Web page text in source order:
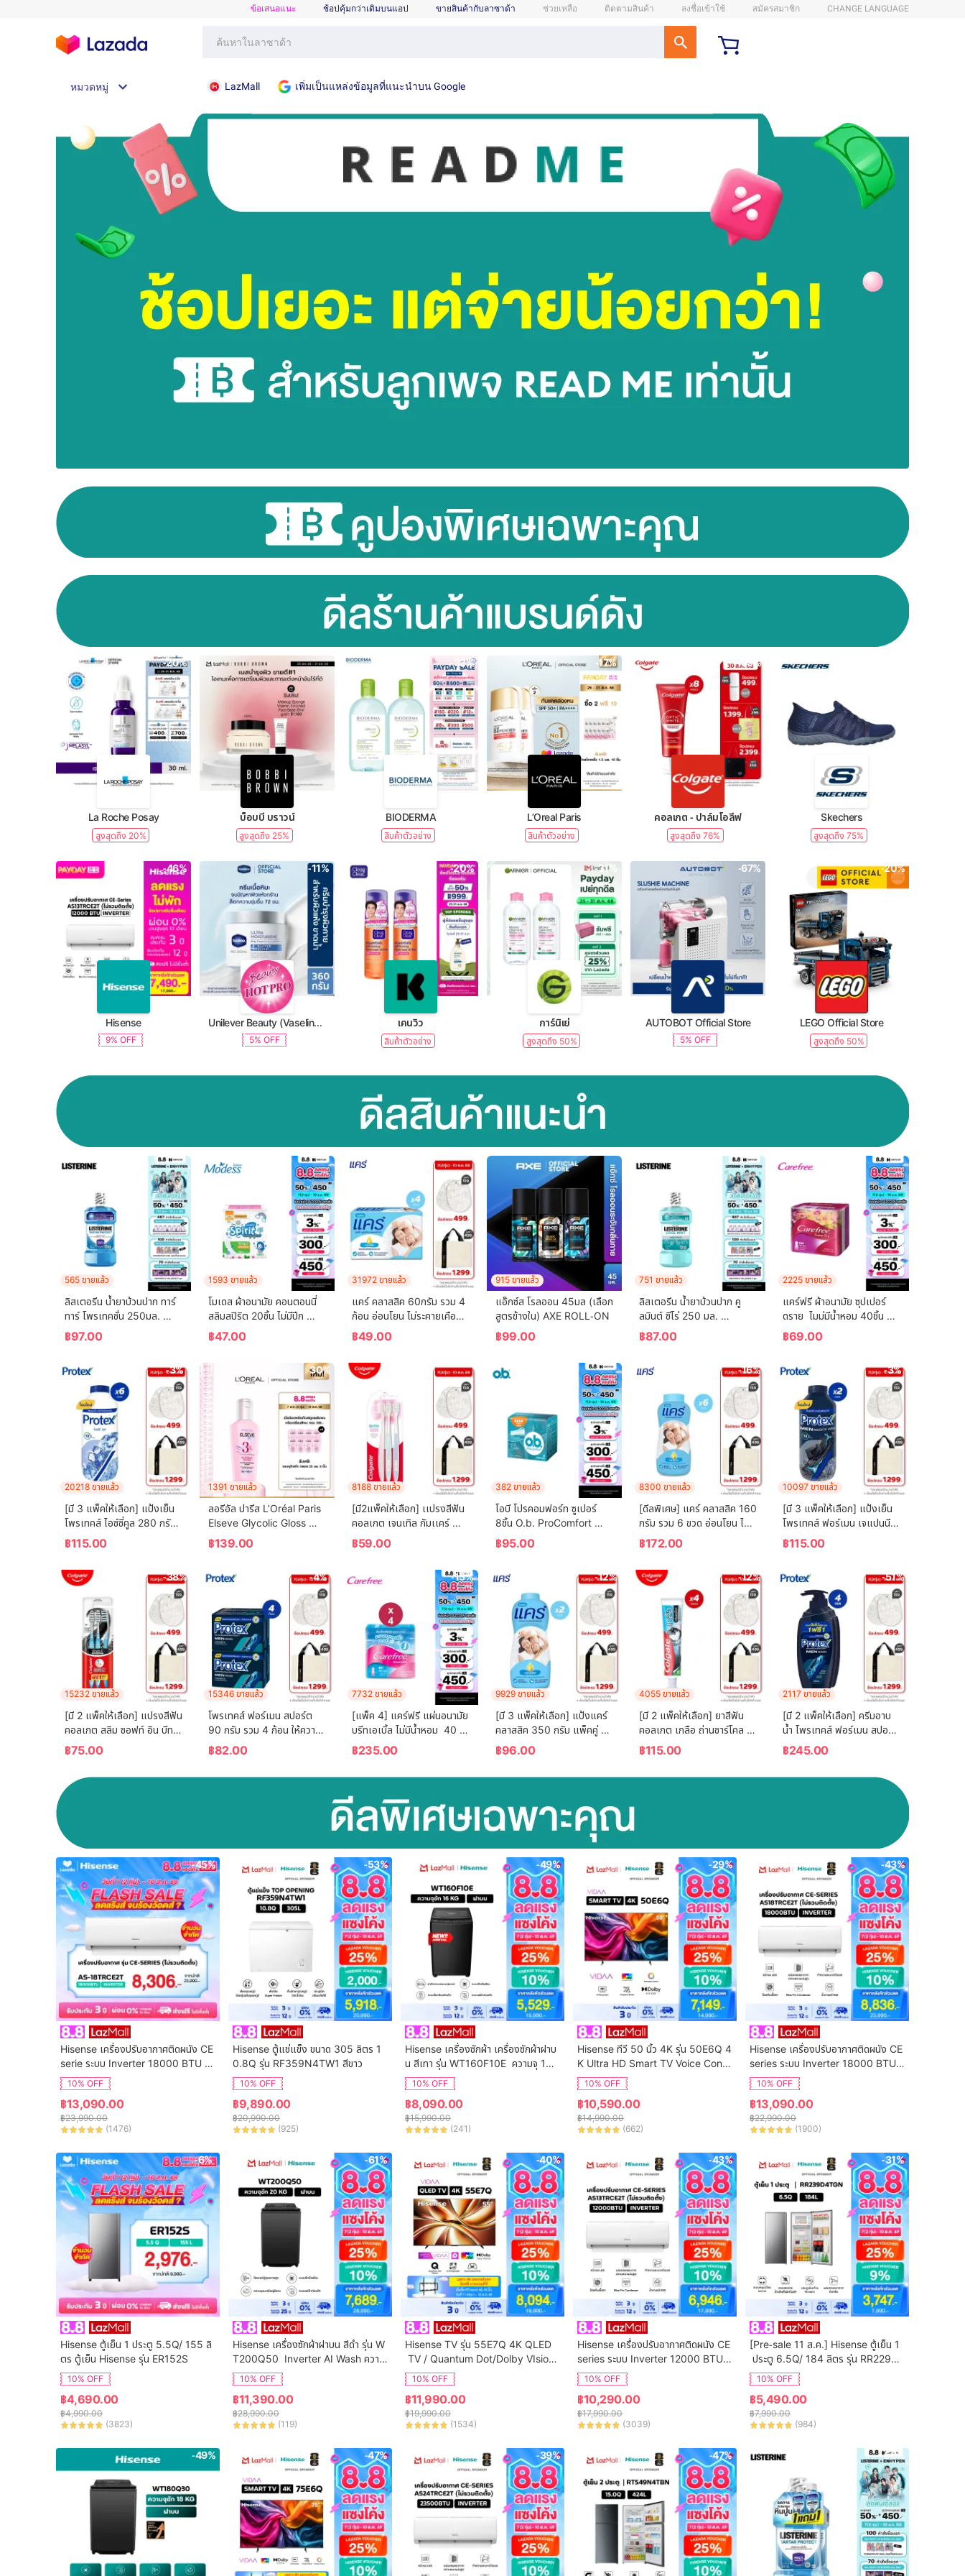
ข้อเสนอแนะ ช้อปคุ้มกว่าเดิมบนแอป ขายสินค้ากับลาซาด้า ช่วยเหลือ ติดตามสินค้า ลงชื่อเข้าใช้ สมัครสมาชิก CHANGE LANGUAGE
หมวดหมู่ LazMall เพิ่มเป็นแหล่งข้อมูลที่แนะนำบน Google
-20%
La Roche Posay
สูงสุดถึง 20%
บ็อบบี้ บราวน์
สูงสุดถึง 25%
-32%
BIODERMA
สินค้าตัวอย่าง
-17%
L’Oreal Paris
สินค้าตัวอย่าง
-39%
คอลเกต - ปาล์มโอลีฟ
สูงสุดถึง 76%
Skechers
สูงสุดถึง 75%
-46%
Hisense
9% OFF
-11%
Unilever Beauty (Vaseline, Dove, TRESemme, Clear)
5% OFF
-20%
เคนวิว
สินค้าตัวอย่าง
-31%
การ์นิเย่
สูงสุดถึง 50%
-67%
AUTOBOT Official Store
5% OFF
-20%
LEGO Official Store
สูงสุดถึง 50%
565 ขายแล้ว
ลิสเตอรีน น้ำยาบ้วนปาก ทาร์
ทาร์ โพรเทคชั่น 250มล.
Listerine mouthwash
Tartar Protection 250ml.
฿97.00
1593 ขายแล้ว
โมเดส ผ้าอนามัย คอนตอนนี่
สลิมสปิริต 20ชิ้น ไม่มีปีก
Modess Sanitary Napkin
Cottony Slim Spirit 20
pcs. Non-Wing
฿47.00
31972 ขายแล้ว
แคร์ คลาสสิค 60กรัม รวม 4
ก้อน อ่อนโยน ไม่ระคายเคือง
(สบู่เด็ก) Care Classic Bar
Soap 60g Total 4 Pcs
Gently Cleanses Baby's
Skin (Bar Soap, Baby
Soap, Baby Body Wash)
฿49.00
915 ขายแล้ว
แอ๊กซ์ส โรลออน 45มล (เลือก
สูตรข้างใน) AXE ROLL-ON
฿99.00
751 ขายแล้ว
ลิสเตอรีน น้ำยาบ้วนปาก คู
ลมินต์ ซีโร่ 250 มล.
Listerine mouthwash
Coolmint Zero 250 ml.
฿87.00
2225 ขายแล้ว
แคร์ฟรี ผ้าอนามัย ซุปเปอร์
ดราย  ไมม่มีน้ำหอม 40ชิ้น
Carefree Panty Liner
Super Dry Fragrance-
฿69.00
-3%
20218 ขายแล้ว
[มี 3 แพ็คให้เลือก] แป้งเย็น
โพรเทคส์ ไอซ์ซี่คูล 280 กรัม
Protex Talcum Powder
Icy Cool 280g
฿115.00
-30%
1391 ขายแล้ว
ลอรีอัล ปารีส L’Oréal Paris
Elseve Glycolic Gloss
Serum 80ml เซรั่มบำรุงผม
เพื่อผมกลอส เงางาม ผมสวย
฿139.00
8188 ขายแล้ว
[มี2แพ็คให้เลือก] เเปรงสีฟัน
คอลเกต เจนเทิล กัมเเคร์
(คละสี)  Colgate Gentle
Gum Care (mixed color)
฿59.00
382 ขายแล้ว
โอบี โปรคอมฟอร์ท ซูเปอร์
8ชิ้น O.b. ProComfort
(Blossom) Super 8 ผ้า
อนามัยแบบสอด
฿95.00
-16%
8300 ขายแล้ว
[ดีลพิเศษ] แคร์ คลาสสิค 160
กรัม รวม 6 ขวด อ่อนโยน ไม่
ระคายเคือง (แป้งเด็ก) Care
Classic 160g ฺ Total 6
Pcs (Baby Talcum
Powder)
฿172.00
-3%
10097 ขายแล้ว
[มี 3 แพ็คให้เลือก] แป้งเย็น
โพรเทคส์ ฟอร์เมน เจแปนนีส
ไวท์ ชาร์โคล 280 กรัม
Protex Talcum Powder
Charcoal 280g
฿115.00
-38%
15232 ขายแล้ว
[มี 2 แพ็คให้เลือก] แปรงสีฟัน
คอลเกต สลิม ซอฟท์ อิน บีทวี
น คลีน ชาร์โคล   (คละสี)
Colgate Slim Soft In
Between Clean Charcoal
Toothbrush  (mixed
฿75.00
-4%
15346 ขายแล้ว
โพรเทคส์ ฟอร์เมน สปอร์ต
90 กรัม รวม 4 ก้อน ให้ความ
เย็นสดชื่นยาวนาน (สบู่ก้อน)
Protex For Men Sport
90g Total 4 Pcs Helps
฿82.00
-15%
7732 ขายแล้ว
[แพ็ค 4] แคร์ฟรี แผ่นอนามัย
บรีทเอเบิ้ล ไม่มีน้ำหอม  40
ชิ้น x 4 Carefree Panty
Liner Fragrance-Free
Breathable 40 pcs. x 4
฿235.00
-12%
9929 ขายแล้ว
[มี 3 แพ็คให้เลือก] แป้งแคร์
คลาสสิค 350 กรัม แพ็คคู่
(แป้ง, แป้งเด็ก) Care
Classic Baby Talcum
Twin pack (Powder)
฿96.00
-12%
4055 ขายแล้ว
[มี 2 แพ็คให้เลือก] ยาสีฟัน
คอลเกต เกลือ ถ่านชาร์โคล
150 กรัม Colgate Salt
Charcoal Toothpaste
150g
฿115.00
-51%
2117 ขายแล้ว
[มี 2 แพ็คให้เลือก] ครีมอาบ
น้ำ โพรเทคส์ ฟอร์เมน สปอร์ต
ขวดปั๊ม 600 ม.ล. Protex
For Men Sport Shower
Cream 600  ml. Pump
฿245.00
-45%
Hisense เครื่องปรับอากาศติดผนัง CE
serie ระบบ Inverter 18000 BTU รุ่น
AS-18TRCE2T
10% OFF
฿13,090.00
฿23,990.00
(1476)
-53%
Hisense ตู้แช่แข็ง ขนาด 305 ลิตร 1
0.8Q รุ่น RF359N4TW1 สีขาว
10% OFF
฿9,890.00
฿20,990.00
(925)
-49%
Hisense เครื่องซักผ้า เครื่องซักผ้าฝาบ
น สีเทา รุ่น WT160F10E  ความจุ 16
กก. New ไม่มีบริการติดตั้ง
10% OFF
฿8,090.00
฿15,990.00
(241)
-29%
Hisense ทีวี 50 นิ้ว 4K รุ่น 50E6Q 4
K Ultra HD Smart TV Voice Contr
ol WIFI Build in Netflix & Youtube
VIDAA U7.6  /DVB-T2 / USB2.0 /
HDMI /AV / DTS Virtual X / Dolby
Digital
10% OFF
฿10,590.00
฿14,990.00
(662)
-43%
Hisense เครื่องปรับอากาศติดผนัง CE
series ระบบ Inverter 18000 BTU รุ่
น AS-18TRCE2T (ไม่รวมค่าติดตั้ง)
10% OFF
฿13,090.00
฿22,990.00
(1900)
-6%
Hisense ตู้เย็น 1 ประตู 5.5Q/ 155 ลิ
ตร ตู้เย็น Hisense รุ่น ER152S
10% OFF
฿4,690.00
฿4,990.00
(3823)
-61%
Hisense เครื่องซักผ้าฝาบน สีดำ รุ่น W
T200Q50  Inverter AI Wash ความ
จุ 20 กก. New ไม่มีบริการติดตั้ง
10% OFF
฿11,390.00
฿28,990.00
(119)
-40%
Hisense TV รุ่น 55E7Q 4K QLED
TV / Quantum Dot/Dolby VIsion,
HDR10+ HSG/VIDAA U9 / Dollby
Atmos Hand-Free Voice Control
Netflix Youtube /Game Mode VR
R, ALLM / WIFI 5 /Bluetooth 5.0 /
HDMI
10% OFF
฿11,990.00
฿19,990.00
(1534)
-43%
Hisense เครื่องปรับอากาศติดผนัง CE
series ระบบ Inverter 12000 BTU รุ่
น AS-13TRCE2T (ไม่รวมค่าติดตั้ง)
10% OFF
฿10,290.00
฿17,990.00
(3039)
-31%
[Pre-sale 11 ส.ค.] Hisense ตู้เย็น 1
ประตู 6.5Q/ 184 ลิตร รุ่น RR229D4
AD1
10% OFF
฿5,490.00
฿7,990.00
(984)
-49% -47% -39% -47% -50%